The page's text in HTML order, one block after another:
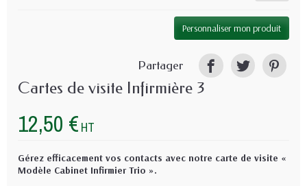
Personnaliser mon produit
Partager
Cartes de visite Infirmière 3
12,50 € HT
Gérez efficacement vos contacts avec notre carte de visite «
Modèle Cabinet Infirmier Trio ».